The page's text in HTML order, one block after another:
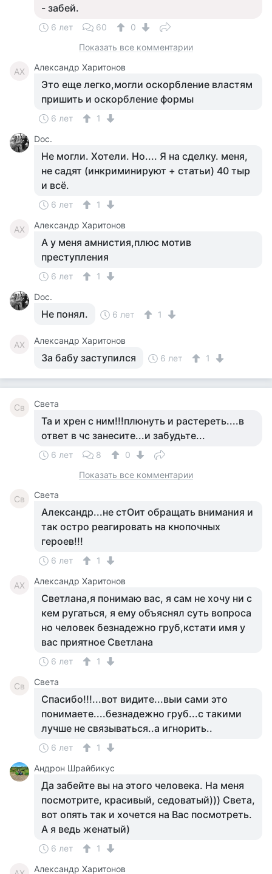
- забей.
6 лет 60
0
Показать все комментарии
АХ Александр Харитонов
Это еще легко,могли оскорбление властям
пришить и оскорбление формы
6 лет
1
Doc.
Не могли. Хотели. Но.... Я на сделку. меня,
не садят (инкриминируют + статьи) 40 тыр
и всё.
6 лет 1
АХ Александр Харитонов
А у меня амнистия,плюс мотив
преступления
6 лет
1
Doc.
Не понял. 6 лет 1
АХ Александр Харитонов
За бабу заступился 6 лет 1
Св Света
Та и хрен с ним!!!плюнуть и растереть....в
ответ в чс занесите...и забудьте...
6 лет 8
0
Показать все комментарии
Св Света
Александр...не стОит обращать внимания и
так остро реагировать на кнопочных
героев!!!
6 лет 1
АХ Александр Харитонов
Светлана,я понимаю вас, я сам не хочу ни с
кем ругаться, я ему объяснял суть вопроса
но человек безнадежно груб,кстати имя у
вас приятное Светлана
6 лет 1
Св Света
Спасибо!!!...вот видите...выи сами это
понимаете....безнадежно груб...с такими
лучше не связываться..а игнорить..
6 лет
1
Андрон Шрайбикус
Да забейте вы на этого человека. На меня
посмотрите, красивый, седоватый))) Света,
вот опять так и хочется на Вас посмотреть.
А я ведь женатый)
6 лет 1
Александр Харитонов